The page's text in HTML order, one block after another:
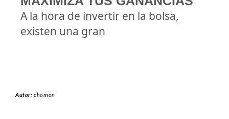
A la hora de invertir en la bolsa,
existen una gran
Autor:chomon